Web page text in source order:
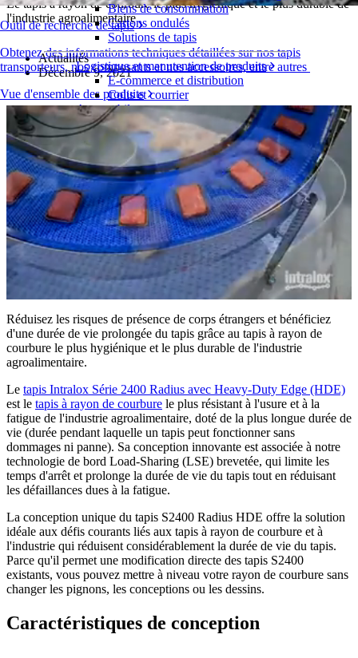
Outil de recherche de tapis
Obtenez des informations techniques détaillées sur nos tapis
transporteurs, nos composants et nos accessoires, entre autres
Vue d'ensemble des produits
Biens de consommation
Cartons ondulés
Solutions de tapis
Logistique et manutention de produits
E-commerce et distribution
Colis et courrier
Automobile et pneus
Pneu
Automobile
Batteries de véhicules électriques
Industriel
Présentation des industries
Le tapis à rayon de courbure le plus hygiénique et le plus durable de
l'industrie agroalimentaire
Actualités
Décembre 9, 2021
Réduisez les risques de présence de corps étrangers et bénéficiez
d'une durée de vie prolongée du tapis grâce au tapis à rayon de
courbure le plus hygiénique et le plus durable de l'industrie
agroalimentaire.
Le tapis Intralox Série 2400 Radius avec Heavy-Duty Edge (HDE)
est le tapis à rayon de courbure le plus résistant à l'usure et à la
fatigue de l'industrie agroalimentaire, doté de la plus longue durée de
vie (durée pendant laquelle un tapis peut fonctionner sans
dommages ni panne). Sa conception innovante est associée à notre
technologie de bord Load-Sharing (LSE) brevetée, qui limite les
temps d'arrêt et prolonge la durée de vie du tapis tout en réduisant
les défaillances dues à la fatigue.
La conception unique du tapis S2400 Radius HDE offre la solution
idéale aux défis courants liés aux tapis à rayon de courbure et à
l'industrie qui réduisent considérablement la durée de vie du tapis.
Parce qu'il permet une modification directe des tapis S2400
existants, vous pouvez mettre à niveau votre rayon de courbure sans
changer les pignons, les conceptions ou les dessins.
Caractéristiques de conception